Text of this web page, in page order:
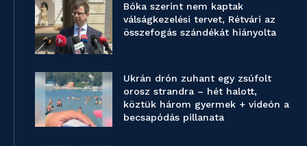
Bóka szerint nem kaptak
válságkezelési tervet, Rétvári az
összefogás szándékát hiányolta
Ukrán drón zuhant egy zsúfolt
orosz strandra – hét halott,
köztük három gyermek + videón a
becsapódás pillanata